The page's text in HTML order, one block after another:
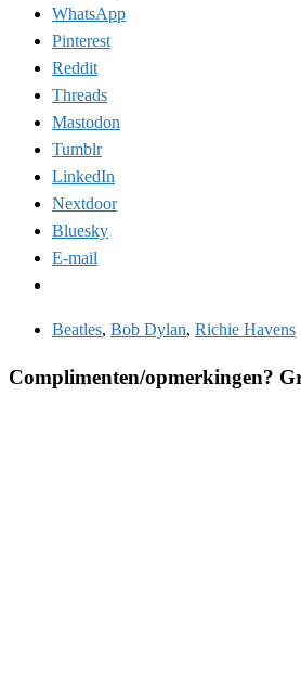
WhatsApp
Pinterest
Reddit
Threads
Mastodon
Tumblr
LinkedIn
Nextdoor
Bluesky
E-mail
Beatles, Bob Dylan, Richie Havens
Complimenten/opmerkingen?